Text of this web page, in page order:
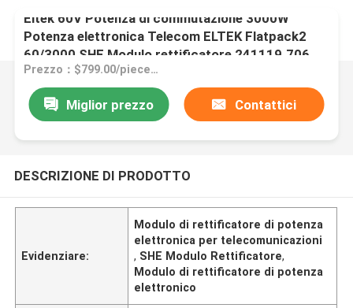
Eltek 60V Potenza di commutazione 3000W
Potenza elettronica Telecom ELTEK Flatpack2
60/3000 SHE Modulo rettificatore 241119.706
Prezzo：$799.00/pieces 1-99 pieces
Miglior prezzo Contattici
DESCRIZIONE DI PRODOTTO
Evidenziare:
Modulo di rettificatore di potenza
elettronica per telecomunicazioni
, SHE Modulo Rettificatore,
Modulo di rettificatore di potenza
elettronico